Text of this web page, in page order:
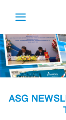
content
ASG